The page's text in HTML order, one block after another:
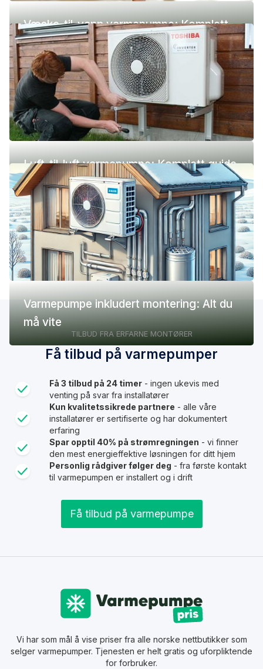
Væske-til-vann varmepumpe: Komplett
guide (pris, fordeler og ulemper)
Luft-til-luft varmepumpe: Komplett guide
(pris, fordeler og ulemper)
Varmepumpe inkludert montering: Alt du
må vite
TILBUD FRA ERFARNE MONTØRER
Få tilbud på varmepumper
Få 3 tilbud på 24 timer - ingen ukevis med
venting på svar fra installatører
Kun kvalitetssikrede partnere - alle våre
installatører er sertifiserte og har dokumentert
erfaring
Spar opptil 40% på strømregningen - vi finner
den mest energieffektive løsningen for ditt hjem
Personlig rådgiver følger deg - fra første kontakt
til varmepumpen er installert og i drift
Få tilbud på varmepumpe
Vi har som mål å vise priser fra alle norske nettbutikker som
selger varmepumper. Tjenesten er helt gratis og uforpliktende
for forbruker.